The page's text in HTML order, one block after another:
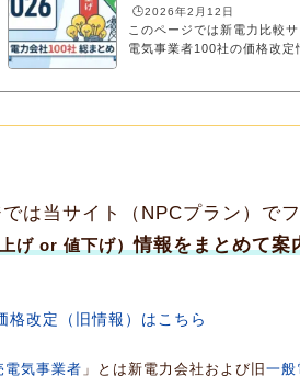
🕒️2026年2月12日
このページでは新電力比較
電気事業者100社の価格改定
は当サイト（NPCプラン）で
上げ or 値下げ）情報をまとめて案
格改定（旧情報）はこちら
電気事業者 」とは新電力会社および旧 一般